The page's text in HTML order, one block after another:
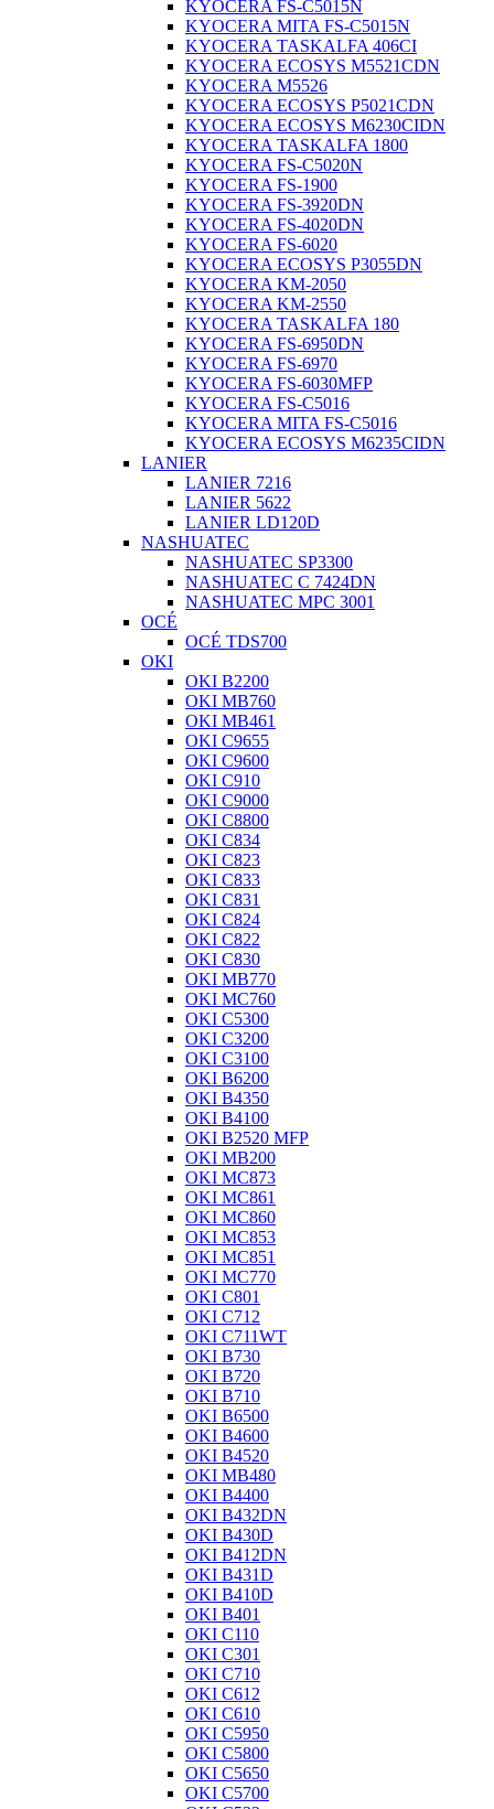
KYOCERA FS-C5015N
KYOCERA MITA FS-C5015N
KYOCERA TASKALFA 406CI
KYOCERA ECOSYS M5521CDN
KYOCERA M5526
KYOCERA ECOSYS P5021CDN
KYOCERA ECOSYS M6230CIDN
KYOCERA TASKALFA 1800
KYOCERA FS-C5020N
KYOCERA FS-1900
KYOCERA FS-3920DN
KYOCERA FS-4020DN
KYOCERA FS-6020
KYOCERA ECOSYS P3055DN
KYOCERA KM-2050
KYOCERA KM-2550
KYOCERA TASKALFA 180
KYOCERA FS-6950DN
KYOCERA FS-6970
KYOCERA FS-6030MFP
KYOCERA FS-C5016
KYOCERA MITA FS-C5016
KYOCERA ECOSYS M6235CIDN
LANIER
LANIER 7216
LANIER 5622
LANIER LD120D
NASHUATEC
NASHUATEC SP3300
NASHUATEC C 7424DN
NASHUATEC MPC 3001
OCÉ
OCÉ TDS700
OKI
OKI B2200
OKI MB760
OKI MB461
OKI C9655
OKI C9600
OKI C910
OKI C9000
OKI C8800
OKI C834
OKI C823
OKI C833
OKI C831
OKI C824
OKI C822
OKI C830
OKI MB770
OKI MC760
OKI C5300
OKI C3200
OKI C3100
OKI B6200
OKI B4350
OKI B4100
OKI B2520 MFP
OKI MB200
OKI MC873
OKI MC861
OKI MC860
OKI MC853
OKI MC851
OKI MC770
OKI C801
OKI C712
OKI C711WT
OKI B730
OKI B720
OKI B710
OKI B6500
OKI B4600
OKI B4520
OKI MB480
OKI B4400
OKI B432DN
OKI B430D
OKI B412DN
OKI B431D
OKI B410D
OKI B401
OKI C110
OKI C301
OKI C710
OKI C612
OKI C610
OKI C5950
OKI C5800
OKI C5650
OKI C5700